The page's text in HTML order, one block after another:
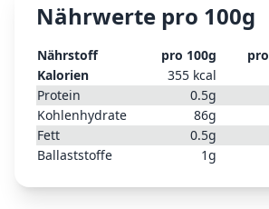
Nährwerte pro 100g
Nährstoff pro 100g pro
Kalorien
355 kcal
Protein
0.5g
Kohlenhydrate
86g
Fett
0.5g
Ballaststoffe
1g